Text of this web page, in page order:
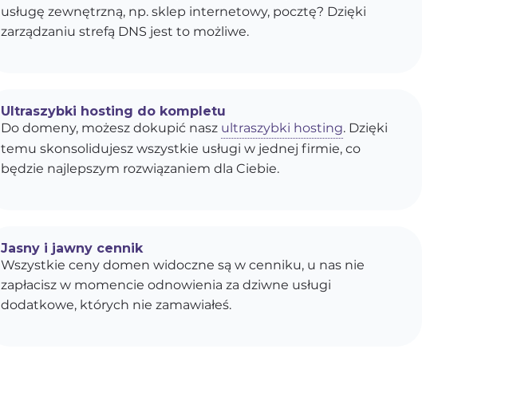
usługę zewnętrzną, np. sklep internetowy, pocztę? Dzięki
zarządzaniu strefą DNS jest to możliwe.
Ultraszybki hosting do kompletu
Do domeny, możesz dokupić nasz ultraszybki hosting. Dzięki
temu skonsolidujesz wszystkie usługi w jednej firmie, co
będzie najlepszym rozwiązaniem dla Ciebie.
Jasny i jawny cennik
Wszystkie ceny domen widoczne są w cenniku, u nas nie
zapłacisz w momencie odnowienia za dziwne usługi
dodatkowe, których nie zamawiałeś.